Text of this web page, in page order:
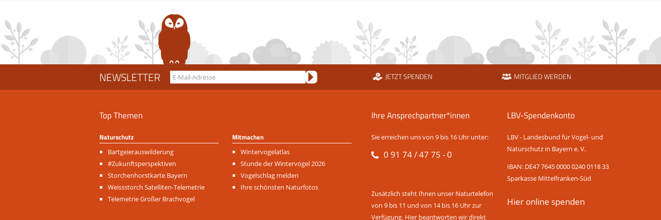
NEWSLETTER JETZT SPENDEN MITGLIED WERDEN
Top Themen
Naturschutz
Navigation
überspringen
Bartgeierauswilderung
#Zukunftsperspektiven
Storchenhorstkarte Bayern
Weissstorch Satelliten-Telemetrie
Telemetrie Großer Brachvogel
Mitmachen
Navigation
überspringen
Wintervogelatlas
Stunde der Wintervögel 2026
Vogelschlag melden
Ihre schönsten Naturfotos
Ihre Ansprechpartner*innen
Sie erreichen uns von 9 bis 16 Uhr unter:
0 91 74 / 47 75 - 0
Zusätzlich steht Ihnen unser Naturtelefon
von 9 bis 11 und von 14 bis 16 Uhr zur
Verfügung. Hier beantworten wir direkt
LBV-Spendenkonto
LBV - Landesbund für Vogel- und
Naturschutz in Bayern e. V.
IBAN: DE47 7645 0000 0240 0118 33
Sparkasse Mittelfranken-Süd
Hier online spenden